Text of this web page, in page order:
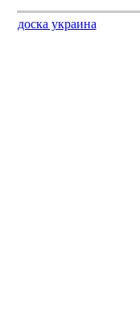
доска украина